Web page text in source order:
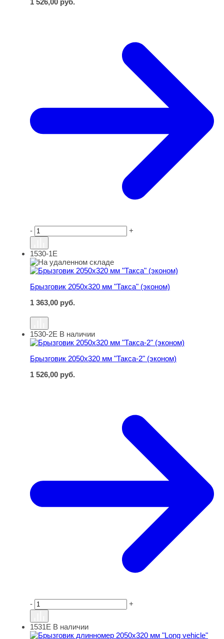
- +
Брызговик 2050х320 мм "Такса" (эконом)
1530-1Е
Брызговик 2050х320 мм "Такса" (эконом)
1 363,00 руб.
Брызговик 2050х320 мм "Такса-2" (эконом)
1530-2Е В наличии
Брызговик 2050х320 мм "Такса-2" (эконом)
1 526,00 руб.
- +
Брызговик длинномер 2050x320 мм "Long vehicle"
1531Е В наличии